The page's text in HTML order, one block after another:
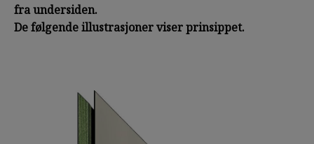
fra undersiden.
De følgende illustrasjoner viser prinsippet.